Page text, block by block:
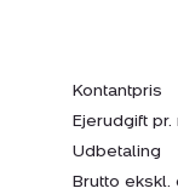
Kontantpris
Ejerudgift pr.
Udbetaling
Brutto ekskl.